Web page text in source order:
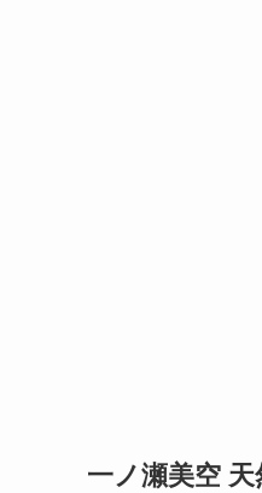
一ノ瀬美空